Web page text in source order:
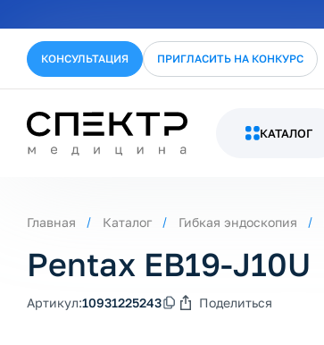
КОНСУЛЬТАЦИЯ ПРИГЛАСИТЬ НА КОНКУРС
КАТАЛОГ
Главная Каталог Гибкая эндоскопия
Pentax EB19-J10U
Артикул:10931225243 Поделиться